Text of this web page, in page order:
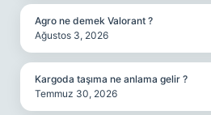
Agro ne demek Valorant ?
Ağustos 3, 2026
Kargoda taşıma ne anlama gelir ?
Temmuz 30, 2026